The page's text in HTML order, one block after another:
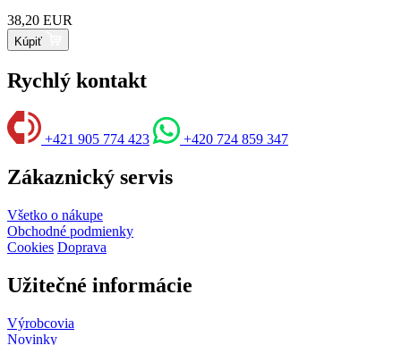
38,20 EUR
Kúpiť
Rychlý kontakt
+421 905 774 423 +420 724 859 347
Zákaznický servis
Všetko o nákupe
Obchodné podmienky
Cookies Doprava
Užitečné informácie
Výrobcovia
Novinky